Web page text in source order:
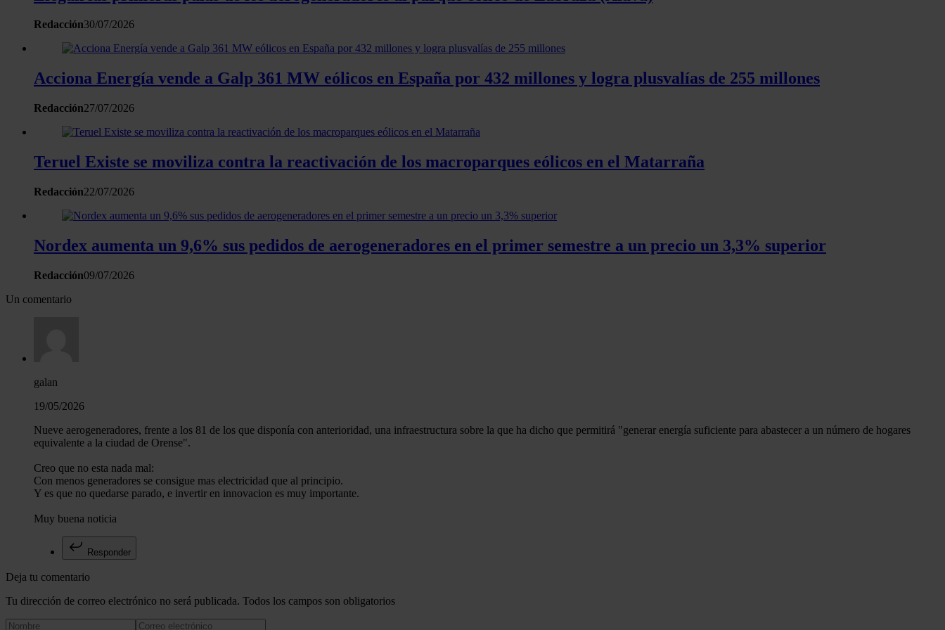
Redacción30/07/2026
Acciona Energía vende a Galp 361 MW eólicos en España por 432 millones y logra plusvalías de 255 millones
Redacción27/07/2026
Teruel Existe se moviliza contra la reactivación de los macroparques eólicos en el Matarraña
Redacción22/07/2026
Nordex aumenta un 9,6% sus pedidos de aerogeneradores en el primer semestre a un precio un 3,3% superior
Redacción09/07/2026
Un comentario
galan
19/05/2026
Nueve aerogeneradores, frente a los 81 de los que disponía con anterioridad, una infraestructura sobre la que ha dicho que permitirá "generar energía suficiente para abastecer a un número de hogares
equivalente a la ciudad de Orense".
Creo que no esta nada mal:
Con menos generadores se consigue mas electricidad que al principio.
Y es que no quedarse parado, e invertir en innovacion es muy importante.
Muy buena noticia
Responder
Deja tu comentario
Tu dirección de correo electrónico no será publicada. Todos los campos son obligatorios